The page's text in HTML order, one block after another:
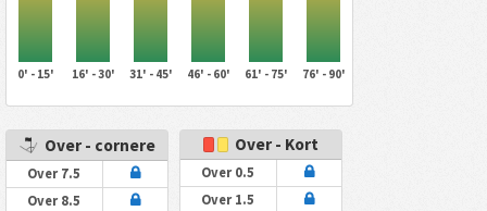
0' - 15' 16' - 30' 31' - 45' 46' - 60' 61' - 75' 76' - 90'
Over - cornere
Over 7.5
Over 8.5
Over - Kort
Over 0.5
Over 1.5